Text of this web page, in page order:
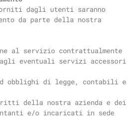
dagli utenti saranno
da parte della nostra
al servizio contrattualmente
agli eventuali servizi accessori
obblighi di legge, contabili e
della nostra azienda e dei
e/o incaricati in sede